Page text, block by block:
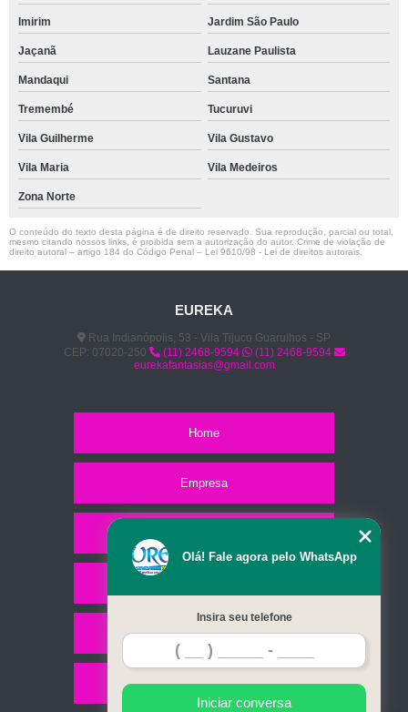
Imirim Jardim São Paulo
Jaçanã Lauzane Paulista
Mandaqui Santana
Tremembé Tucuruvi
Vila Guilherme Vila Gustavo
Vila Maria Vila Medeiros
Zona Norte
O conteúdo do texto desta página é de direito reservado. Sua reprodução, parcial ou total,
mesmo citando nossos links, é proibida sem a autorização do autor. Crime de violação de
direito autoral – artigo 184 do Código Penal – Lei 9610/98 - Lei de direitos autorais
EUREKA
Rua Indianópolis, 53 - Vila Tijuco Guarulhos - SP
CEP: 07020-250
(11) 2468-9594
(11) 2468-9594
eurekafantasias@gmail.com
Home
Empresa
Contato
Mapa do site
Olá! Fale agora pelo WhatsApp
Insira seu telefone
Iniciar conversa